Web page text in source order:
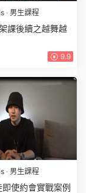
· 男生課程
課後續之越舞越
9.9
· 男生課程
使約會實戰案例